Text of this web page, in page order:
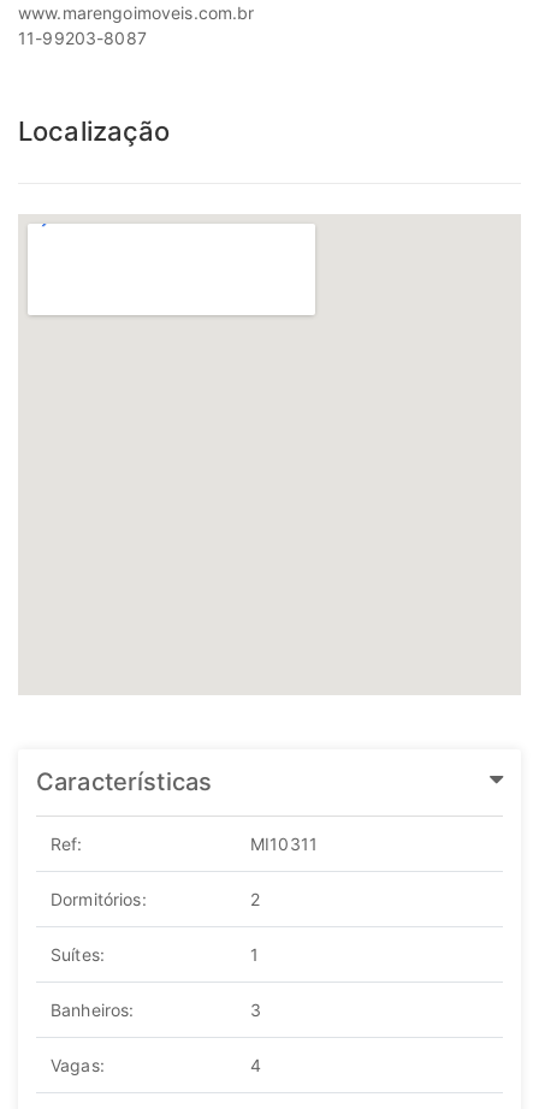
www.marengoimoveis.com.br
11-99203-8087
Localização
Características
Ref: MI10311
Dormitórios: 2
Suítes: 1
Banheiros: 3
Vagas: 4